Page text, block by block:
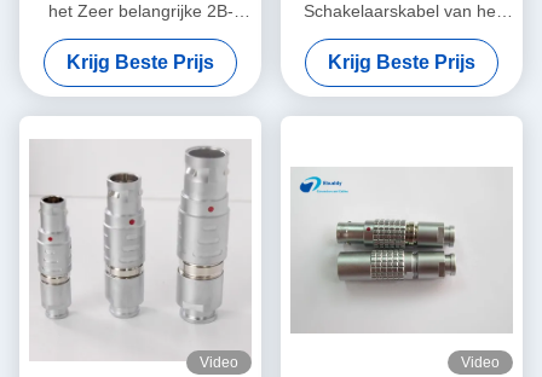
het Zeer belangrijke 2B-
Model van de Grootte
Mannelijke Stop FGC.2B.319
Krijg Beste Prijs
Schakelaarskabel van het
Reeksp Plastic Medische
Substituut de Stoppag
Balansschakelaar
Krijg Beste Prijs
Video Video